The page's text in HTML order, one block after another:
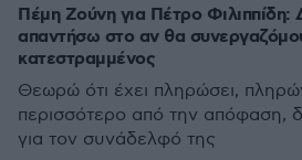
Πέμη Ζούνη για Πέτρο Φιλιππίδη:
απαντήσω στο αν θα
κατεστραμμένος
Θεωρώ ότι έχει πληρώσει,
περισσότερο από την απόφαση,
για τον συνάδελφό της